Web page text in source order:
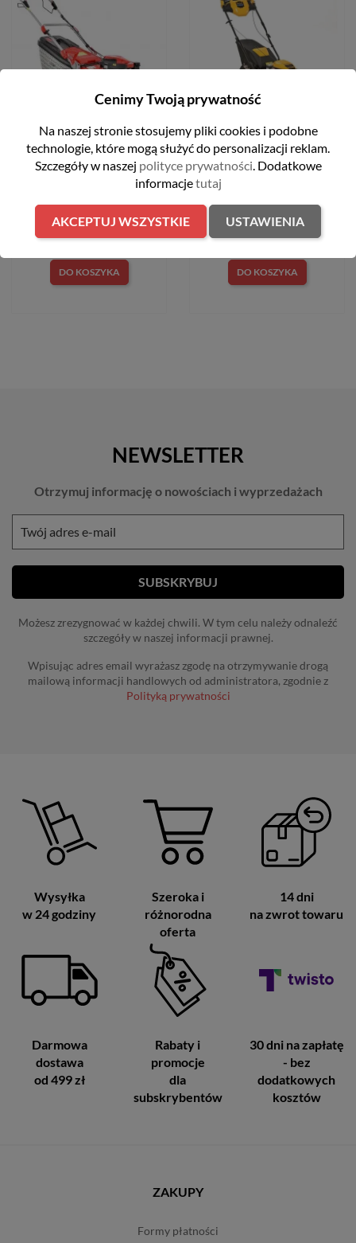
Kosiarka spalinowa 48cm
170 cm3 Hecht 550SW
DO KOSZYKA
Kosiarka spalinowa z
napędem 46 cm 159 cm3
2,5kW Cub Cadet LM2
2 399,00 zł
DO KOSZYKA
NEWSLETTER
Otrzymuj informację o nowościach i wyprzedażach
Możesz zrezygnować w każdej chwili. W tym celu należy odnaleźć
szczegóły w naszej informacji prawnej.
Wpisując adres email wyrażasz zgodę na otrzymywanie drogą
mailową informacji handlowych od administratora, zgodnie z
Polityką prywatności
Wysyłka
w 24 godziny
Szeroka i
różnorodna
oferta
14 dni
na zwrot towaru
Darmowa
dostawa
od 499 zł
Rabaty i
promocje
dla
subskrybentów
30 dni na zapłatę
- bez
dodatkowych
kosztów
ZAKUPY
formy płatności
Cenimy Twoją prywatność
Na naszej stronie stosujemy pliki cookies i podobne
technologie, które mogą służyć do personalizacji reklam.
Szczegóły w naszej polityce prywatności . Dodatkowe
informacjetutaj
AKCEPTUJ WSZYSTKIE USTAWIENIA